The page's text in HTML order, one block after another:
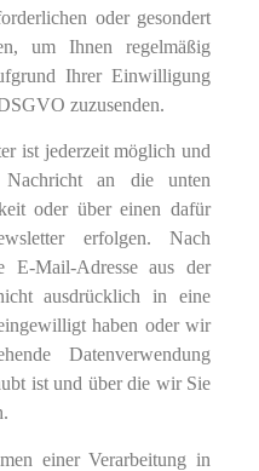
oder gesondert
um Ihnen regelmäßig
Ihrer Einwilligung
zuzusenden.
ist jederzeit möglich und
an die unten
oder über einen dafür
erfolgen. Nach
E-Mail-Adresse aus der
ausdrücklich in eine
haben oder wir
Datenverwendung
ist und über die wir Sie
einer Verarbeitung in